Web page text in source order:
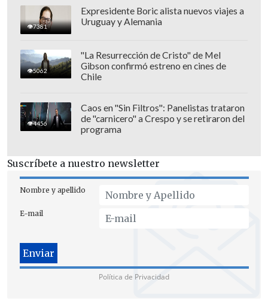
Para pasar desapercibido, la voz de
"Matilda" vistió una camiseta azul,
naranjas, una banda en la cabeza y lentes
de sol oscuros, aunquevarios fans
compartir imágenes en redes sociales.
Tras cruzar la meta,
junto al atleta paralímpico británico
Richard Whitehead, quien compartió la
volvió viral y confirmó los rumores.
7381
Expresidente Boric alista nuevos viajes a
Uruguay y Alemania
5062
"La Resurrección de Cristo" de Mel
Gibson confirmó estreno en cines de
Chile
4456
Caos en "Sin Filtros": Panelistas trataron
de "carnicero" a Crespo y se retiraron del
programa
Suscríbete a nuestro newsletter
Nombre y apellido
E-mail
Política de Privacidad